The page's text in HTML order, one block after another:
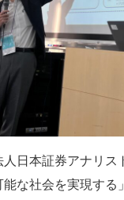
日本証券アナリス
能な社会を実現す